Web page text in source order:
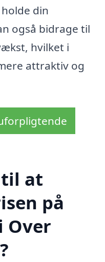
din
også bidrage til
hvilket i
attraktiv og
til at
på
Over